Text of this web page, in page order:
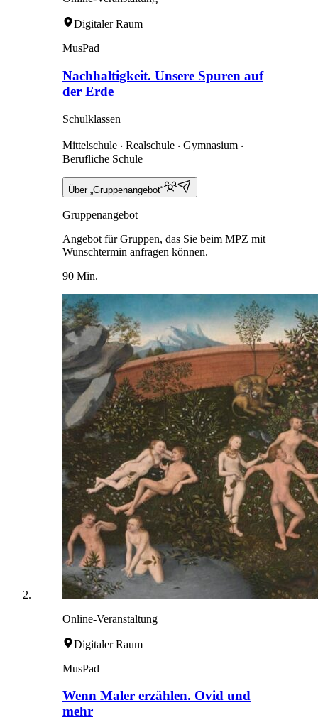
Digitaler Raum
MusPad
Nachhaltigkeit. Unsere Spuren auf
der Erde
Schulklassen
Mittelschule ‧ Realschule ‧ Gymnasium ‧
Berufliche Schule
Über „Gruppenangebot“
Gruppenangebot
Angebot für Gruppen, das Sie beim MPZ mit
Wunschtermin anfragen können.
90 Min.
Online-Veranstaltung
Digitaler Raum
MusPad
Wenn Maler erzählen. Ovid und
mehr